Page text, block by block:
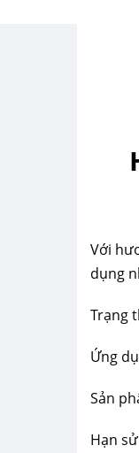
Với
dụng
Trạng
Ứng
Sản
Hạn